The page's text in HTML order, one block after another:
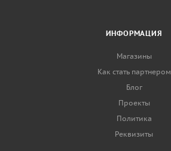
ИНФОРМАЦИЯ
Магазины
Как стать партнером
Блог
Проекты
Политика
Реквизиты